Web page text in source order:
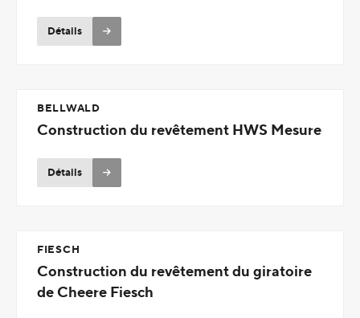
Détails
BELLWALD
Construction du revêtement HWS Mesure
Détails
FIESCH
Construction du revêtement du giratoire
de Cheere Fiesch